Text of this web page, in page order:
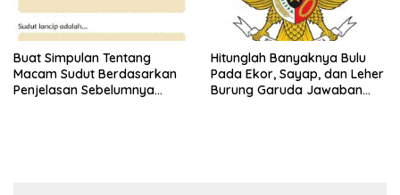
Buat Simpulan Tentang
Macam Sudut Berdasarkan
Penjelasan Sebelumnya
Hitunglah Banyaknya Bulu
Pada Ekor, Sayap, dan Leher
Burung Garuda Jawaban